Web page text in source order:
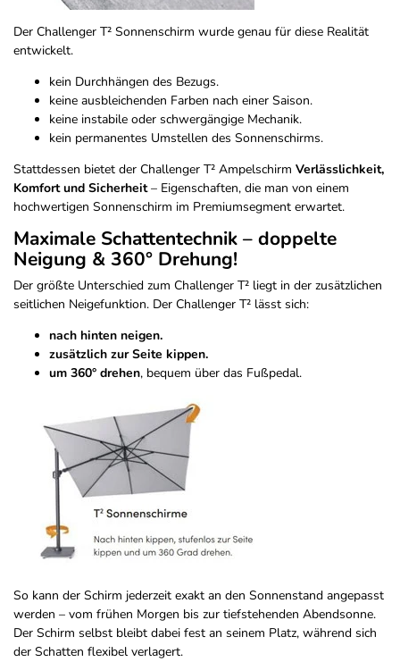
Der Challenger T² Sonnenschirm wurde genau für diese Realität
entwickelt.
kein Durchhängen des Bezugs.
keine ausbleichenden Farben nach einer Saison.
keine instabile oder schwergängige Mechanik.
kein permanentes Umstellen des Sonnenschirms.
Stattdessen bietet der Challenger T² Ampelschirm Verlässlichkeit,
Komfort und Sicherheit– Eigenschaften, die man von einem
hochwertigen Sonnenschirm im Premiumsegment erwartet.
Maximale Schattentechnik – doppelte
Neigung & 360° Drehung!
Der größte Unterschied zum Challenger T² liegt in der zusätzlichen
seitlichen Neigefunktion. Der Challenger T² lässt sich:
nach hinten neigen.
zusätzlich zur Seite kippen.
um 360° drehen, bequem über das Fußpedal.
So kann der Schirm jederzeit exakt an den Sonnenstand angepasst
werden – vom frühen Morgen bis zur tiefstehenden Abendsonne.
Der Schirm selbst bleibt dabei fest an seinem Platz, während sich
der Schatten flexibel verlagert.